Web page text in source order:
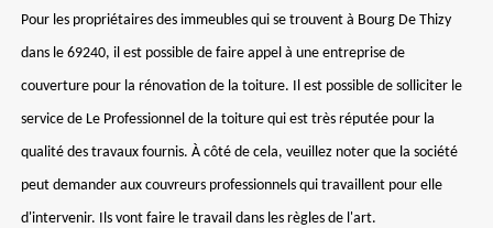
Pour les propriétaires des immeubles qui se trouvent à Bourg De Thizy
dans le 69240, il est possible de faire appel à une entreprise de
couverture pour la rénovation de la toiture. Il est possible de solliciter le
service de Le Professionnel de la toiture qui est très réputée pour la
qualité des travaux fournis. À côté de cela, veuillez noter que la société
peut demander aux couvreurs professionnels qui travaillent pour elle
d'intervenir. Ils vont faire le travail dans les règles de l'art.